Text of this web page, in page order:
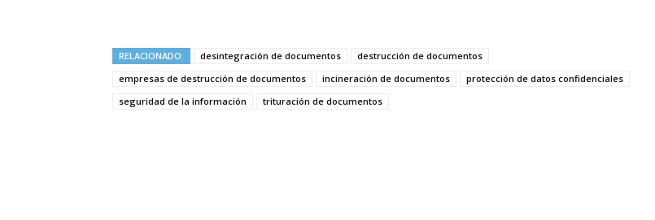
RELACIONADO: desintegración de documentos
destrucción de documentos
empresas de destrucción de documentos
incineración de documentos
protección de datos confidenciales
seguridad de la información
trituración de documentos